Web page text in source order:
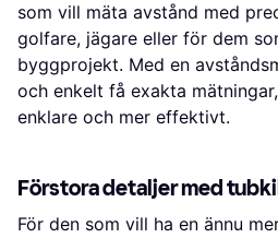
som vill mäta avstånd med
golfare, jägare eller för dem
byggprojekt. Med en
och enkelt få exakta
enklare och mer effektivt.
Förstora detaljer med
För den som vill ha en ännu